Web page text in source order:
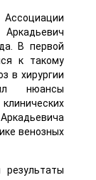
В первой
к такому
в хирургии
нюансы
венозных